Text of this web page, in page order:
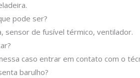
pode ser?
sensor de fusível térmico, ventilador.
caso entrar em contato com o
barulho?